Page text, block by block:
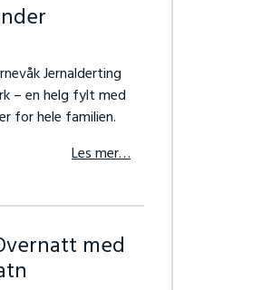
Jernalderting
– en helg fylt med
for hele familien.
Les mer…
med